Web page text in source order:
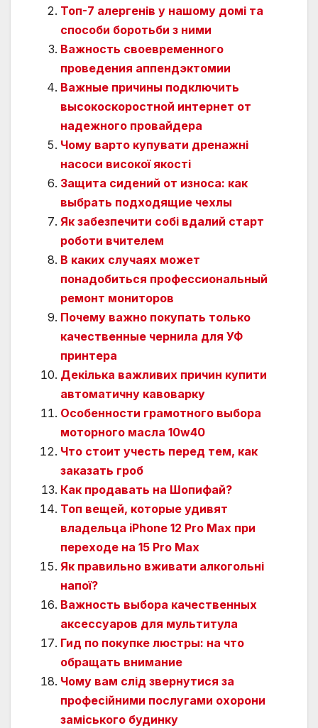
Топ-7 алергенів у нашому домі та
способи боротьби з ними
Важность своевременного
проведения аппендэктомии
Важные причины подключить
высокоскоростной интернет от
надежного провайдера
Чому варто купувати дренажні
насоси високої якості
Защита сидений от износа: как
выбрать подходящие чехлы
Як забезпечити собі вдалий старт
роботи вчителем
В каких случаях может
понадобиться профессиональный
ремонт мониторов
Почему важно покупать только
качественные чернила для УФ
принтера
Декілька важливих причин купити
автоматичну кавоварку
Особенности грамотного выбора
моторного масла 10w40
Что стоит учесть перед тем, как
заказать гроб
Как продавать на Шопифай?
Топ вещей, которые удивят
владельца iPhone 12 Pro Max при
переходе на 15 Pro Max
Як правильно вживати алкогольні
напої?
Важность выбора качественных
аксессуаров для мультитула
Гид по покупке люстры: на что
обращать внимание
Чому вам слід звернутися за
професійними послугами охорони
заміського будинку